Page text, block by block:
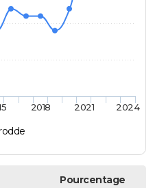
2018 2021 2024
Pourcentage